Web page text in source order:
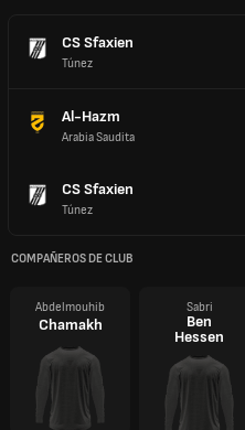
CS Sfaxien
Túnez
Al-Hazm
Arabia Saudita
CS Sfaxien
Túnez
COMPAÑEROS DE CLUB
Abdelmouhib
Chamakh
Sabri
Ben
Hessen